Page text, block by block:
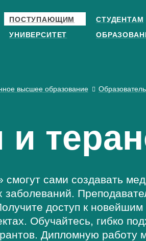
ПОСТУПАЮЩИМ
СТУДЕНТАМ
УНИВЕРСИТЕТ
высшее образование
сами создавать
заболеваний.
доступ к
Обучайтесь, гибко
Дипломную